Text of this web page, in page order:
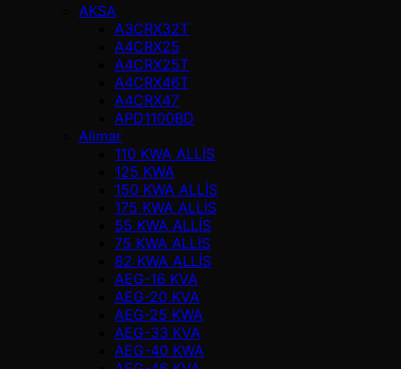
AKSA
A3CRX32T
A4CRX25
A4CRX25T
A4CRX46T
A4CRX47
APD1100BD
Alimar
110 KWA ALLİS
125 KWA
150 KWA ALLİS
175 KWA ALLİS
55 KWA ALLİS
75 KWA ALLİS
82 KWA ALLİS
AEG-16 KVA
AEG-20 KVA
AEG-25 KWA
AEG-33 KVA
AEG-40 KWA